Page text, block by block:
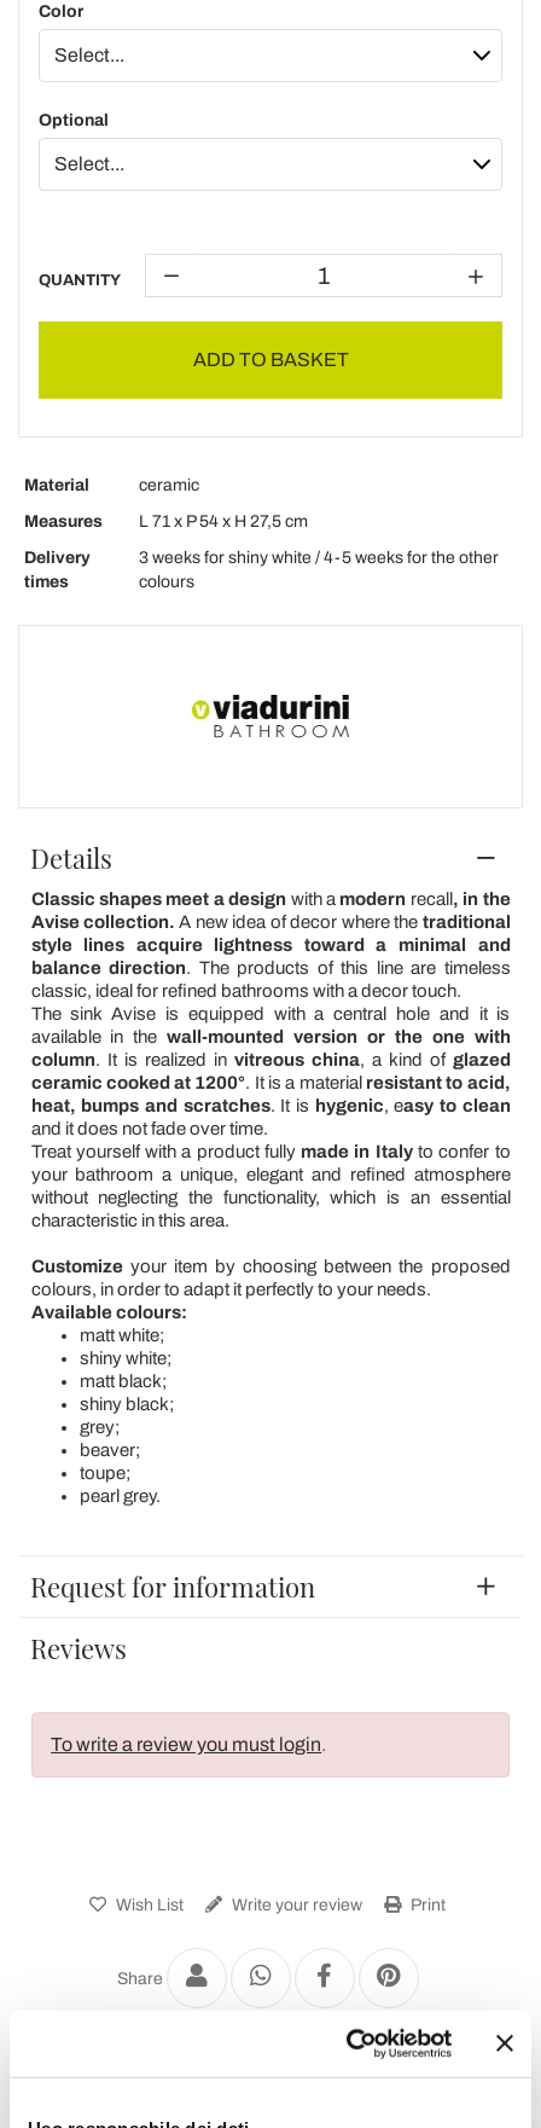
Color
Optional
QUANTITY
ADD TO BASKET
Material
ceramic
Measures
L 71 x P 54 x H 27,5 cm
Delivery
times
3 weeks for shiny white / 4-5 weeks for the other
colours
Details
Classic shapes meet a design with a modern recall, in the
Avise collection.A new idea of decor where the traditional
style lines acquire lightness toward a minimal and
balance direction. The products of this line are timeless
classic, ideal for refined bathrooms with a decor touch.
The sink Avise is equipped with a central hole and it is
available in thewall-mounted version or the one with
column. It is realized in vitreous china, a kind of glazed
ceramic cooked at 1200°. It is a material resistant to acid,
heat, bumps and scratches. It is hygenic, easy to clean
and it does not fade over time.
Treat yourself with a product fully made in Italyto confer to
your bathroom a unique, elegant and refined atmosphere
without neglecting the functionality, which is an essential
characteristic in this area.
Customize your item by choosing between the proposed
colours, in order to adapt it perfectly to your needs.
Available colours:
matt white;
shiny white;
matt black;
shiny black;
grey;
beaver;
toupe;
pearl grey.
Request for information
Reviews
To write a review you must login.
Wish List Write your review Print
Share
Ceramic Washbasins